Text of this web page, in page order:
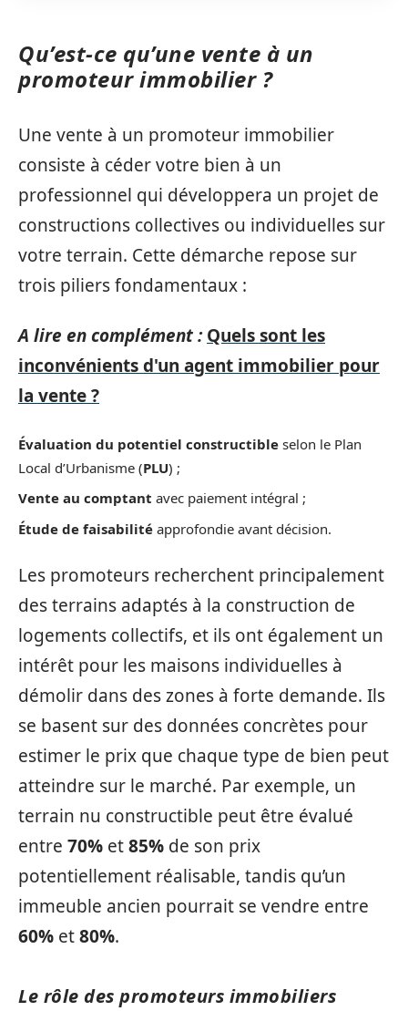
Qu’est-ce qu’une vente à un
promoteur immobilier ?
Une vente à un promoteur immobilier
consiste à céder votre bien à un
professionnel qui développera un projet de
constructions collectives ou individuelles sur
votre terrain. Cette démarche repose sur
trois piliers fondamentaux :
A lire en complément : Quels sont les
inconvénients d'un agent immobilier pour
la vente ?
Évaluation du potentiel constructible selon le Plan
Local d’Urbanisme (PLU) ;
Vente au comptant avec paiement intégral ;
Étude de faisabilité approfondie avant décision.
Les promoteurs recherchent principalement
des terrains adaptés à la construction de
logements collectifs, et ils ont également un
intérêt pour les maisons individuelles à
démolir dans des zones à forte demande. Ils
se basent sur des données concrètes pour
estimer le prix que chaque type de bien peut
atteindre sur le marché. Par exemple, un
terrain nu constructible peut être évalué
entre 70% et85% de son prix
potentiellement réalisable, tandis qu’un
immeuble ancien pourrait se vendre entre
60% et80%.
Le rôle des promoteurs immobiliers